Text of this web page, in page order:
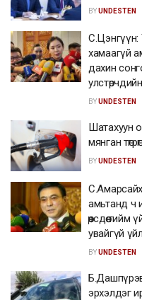
BYUNDESTEN
С.Цэнгүүн:
хамаагүй
дахин
BYUNDESTEN
Шатахуун
мянган
BYUNDESTEN
амьтанд ч
өөрсдөө
увайгүй
BYUNDESTEN
эрхэлдэг